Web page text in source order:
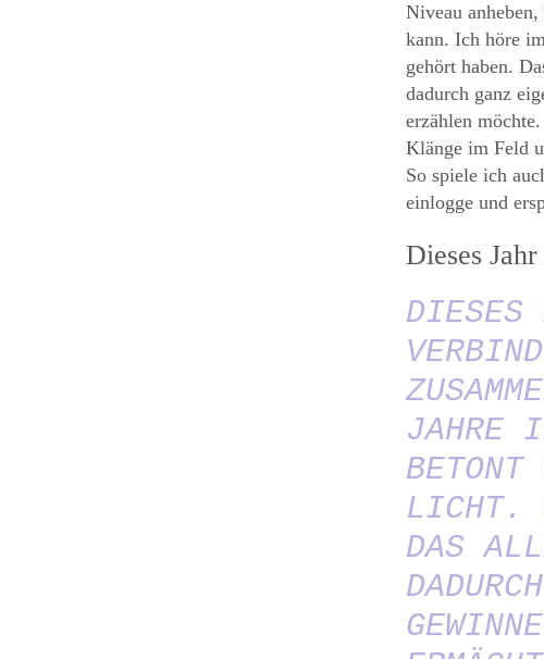
Niveau
kann. Ich höre
gehört haben.
dadurch ganz
erzählen
Klänge im Feld
So spiele ich
einlogge und
Dieses
DIESES
JAHRE
LICHT.
DAS